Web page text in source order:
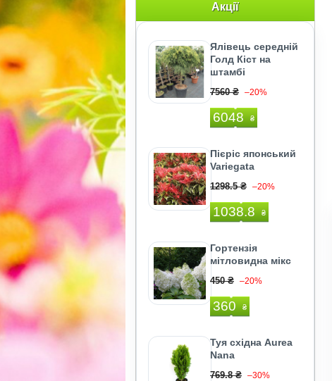
Акції
Ялівець середній
Голд Кіст на
штамбі
7560 ₴ –20%
6048 ₴
Пієріс японський
Variegata
1298.5 ₴ –20%
1038.8 ₴
Гортензія
мітловидна мікс
450 ₴ –20%
360 ₴
Туя східна Aurea
Nana
769.8 ₴ –30%